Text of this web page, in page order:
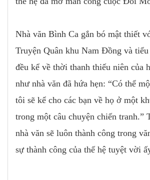
Nhà văn Bình Ca gắn bó mật thiết
Truyện Quân khu Nam Đồng và
đều kể về thời thanh thiếu niên của
như nhà văn đã hứa hẹn: “Có thể
tôi sẽ kể cho các bạn về họ ở một
trong một câu chuyện chiến tranh.”
nhà văn sẽ luôn thành công trong
sự thành công của thế hệ tuyệt vời